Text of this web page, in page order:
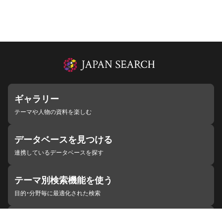
ギャラリー
テーマや人物の資料を楽しむ
データベースを見つける
連携しているデータベースを探す
テーマ別検索機能を使う
目的・分野毎に最適化された検索